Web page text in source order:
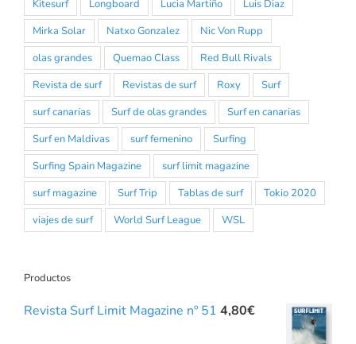
Kitesurf
Longboard Lucia Martiño
Luis Diaz
Mirka Solar
Natxo Gonzalez
Nic Von Rupp
olas grandes
Quemao Class
Red Bull Rivals
Revista de surf
Revistas de surf Roxy
Surf
surf canarias
Surf de olas grandes
Surf en canarias
Surf en Maldivas
surf femenino
Surfing
Surfing Spain Magazine
surf limit magazine
surf magazine
Surf Trip Tablas de surf
Tokio 2020
viajes de surf
World Surf League WSL
Productos
Revista Surf Limit Magazine nº 51 4,80€